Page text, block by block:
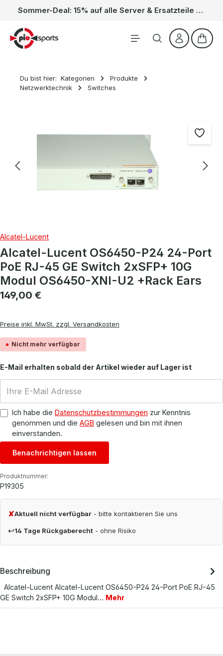
Zum Hauptinhalt springen Sommer-Deal: 15% auf alle Server & Ersatzteile – Kein Code nötig, der Rabatt wird automatisch im Warenkorb abgezogen. Gültig vom 01.06. bis 31.08.
Du bist hier: Kategorien
Produkte
Netzwerktechnik
Switches
Alcatel-Lucent
Alcatel-Lucent OS6450-P24 24-Port
PoE RJ-45 GE Switch 2xSFP+ 10G
Modul OS6450-XNI-U2 +Rack Ears
Regulärer Preis:
149,00 €
Preise inkl. MwSt. zzgl. Versandkosten
Nicht mehr verfügbar
E-Mail erhalten sobald der Artikel wieder auf Lager ist
Ich habe die Datenschutzbestimmungen zur Kenntnis
genommen und die AGB gelesen und bin mit ihnen
einverstanden.
Benachrichtigen lassen
Produktnummer:
P19305
✘Aktuell nicht verfügbar - bitte kontaktieren Sie uns
↩14 Tage Rückgaberecht - ohne Risiko
Beschreibung
Alcatel-Lucent Alcatel-Lucent OS6450-P24 24-Port PoE RJ-45
GE Switch 2xSFP+ 10G Modul… Mehr